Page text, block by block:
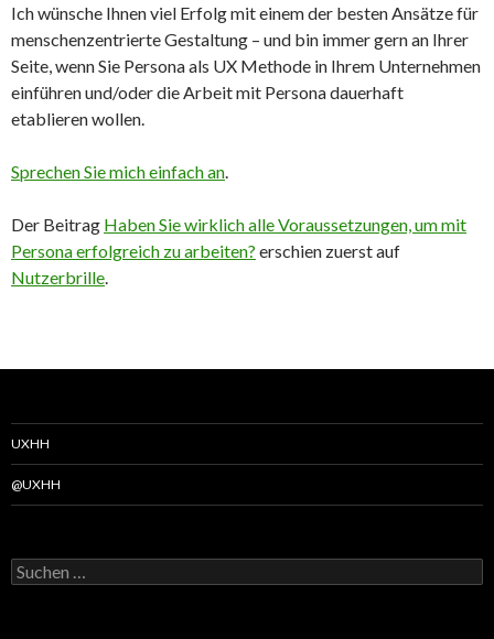
Ich wünsche Ihnen viel Erfolg mit einem der besten Ansätze für
menschenzentrierte Gestaltung – und bin immer gern an Ihrer
Seite, wenn Sie Persona als UX Methode in Ihrem Unternehmen
einführen und/oder die Arbeit mit Persona dauerhaft
etablieren wollen.
Sprechen Sie mich einfach an
Der Beitrag Haben Sie wirklich alle Voraussetzungen, um mit
Persona erfolgreich zu arbeiten? erschien zuerst auf
Nutzerbrille
UXHH
@UXHH
Suchen
nach: